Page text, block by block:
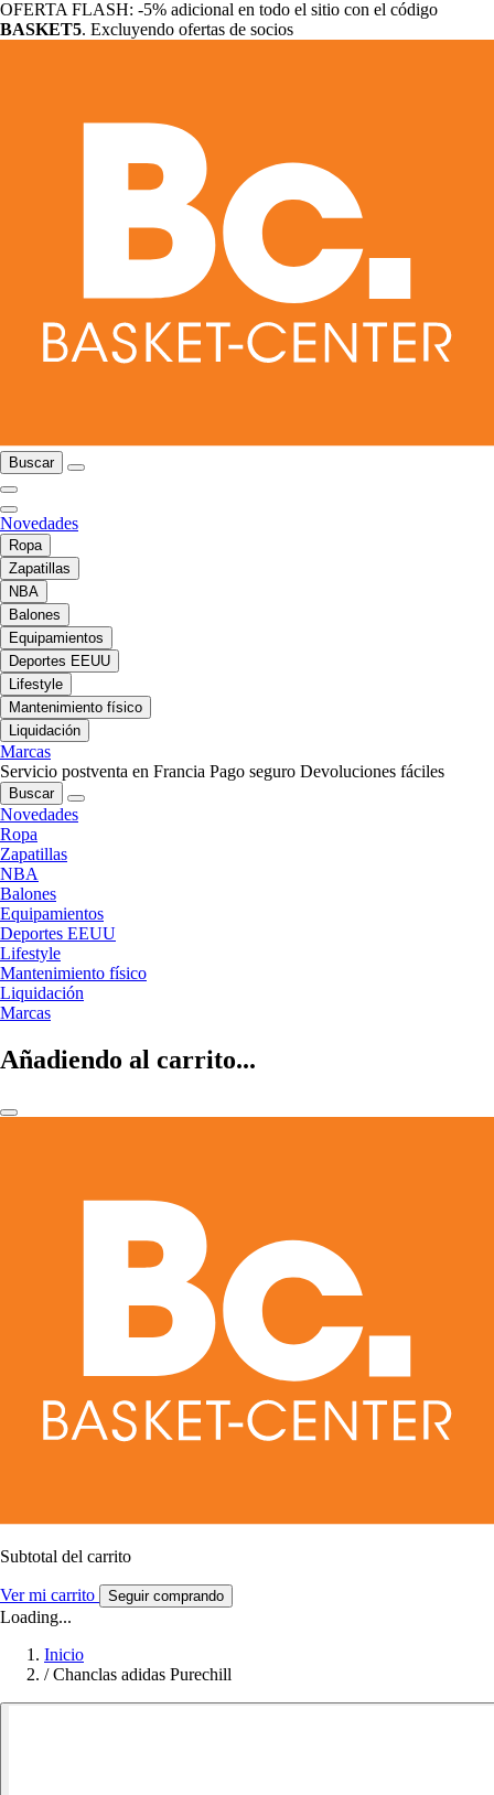
OFERTA FLASH: -5% adicional en todo el sitio con el código
BASKET5. Excluyendo ofertas de socios
Buscar
Novedades
Ropa
Zapatillas
NBA
Balones
Equipamientos
Deportes EEUU
Lifestyle
Mantenimiento físico
Liquidación
Marcas
Servicio postventa en Francia Pago seguro Devoluciones fáciles
Buscar
Novedades
Ropa
Zapatillas
NBA
Balones
Equipamientos
Deportes EEUU
Lifestyle
Mantenimiento físico
Liquidación
Marcas
Añadiendo al carrito...
Subtotal del carrito
Ver mi carrito Seguir comprando
Loading...
Inicio
/ Chanclas adidas Purechill